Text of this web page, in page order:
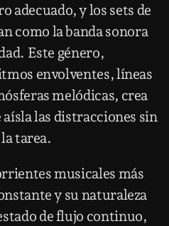
adecuado, y los sets de
como la banda sonora
Este género,
envolventes, líneas
melódicas, crea
las distracciones sin
tarea.
musicales más
y su naturaleza
de flujo continuo,